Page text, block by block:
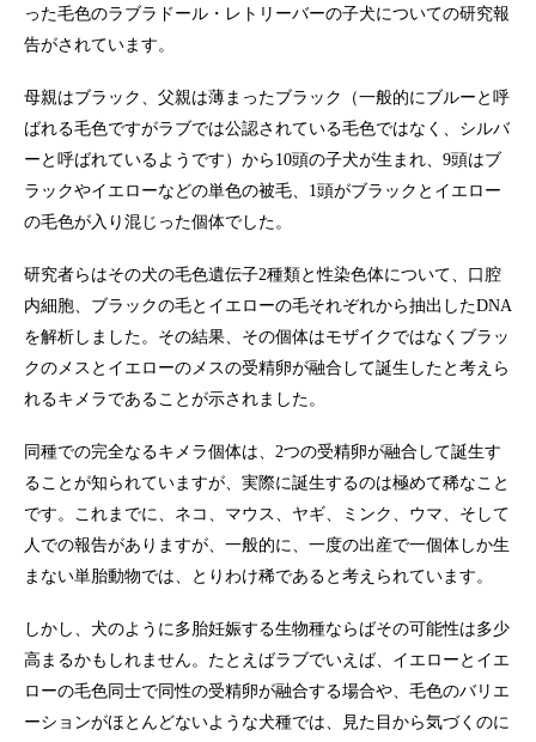
った毛色のラブラドール・レトリーバーの子犬についての研究報
告がされています。
母親はブラック、父親は薄まったブラック（一般的にブルーと呼
ばれる毛色ですがラブでは公認されている毛色ではなく、シルバ
ーと呼ばれているようです）から10頭の子犬が生まれ、9頭はブ
ラックやイエローなどの単色の被毛、1頭がブラックとイエロー
の毛色が入り混じった個体でした。
研究者らはその犬の毛色遺伝子2種類と性染色体について、口腔
内細胞、ブラックの毛とイエローの毛それぞれから抽出したDNA
を解析しました。その結果、その個体はモザイクではなくブラッ
クのメスとイエローのメスの受精卵が融合して誕生したと考えら
れるキメラであることが示されました。
同種での完全なるキメラ個体は、2つの受精卵が融合して誕生す
ることが知られていますが、実際に誕生するのは極めて稀なこと
です。これまでに、ネコ、マウス、ヤギ、ミンク、ウマ、そして
人での報告がありますが、一般的に、一度の出産で一個体しか生
まない単胎動物では、とりわけ稀であると考えられています。
しかし、犬のように多胎妊娠する生物種ならばその可能性は多少
高まるかもしれません。たとえばラブでいえば、イエローとイエ
ローの毛色同士で同性の受精卵が融合する場合や、毛色のバリエ
ーションがほとんどないような犬種では、見た目から気づくのに